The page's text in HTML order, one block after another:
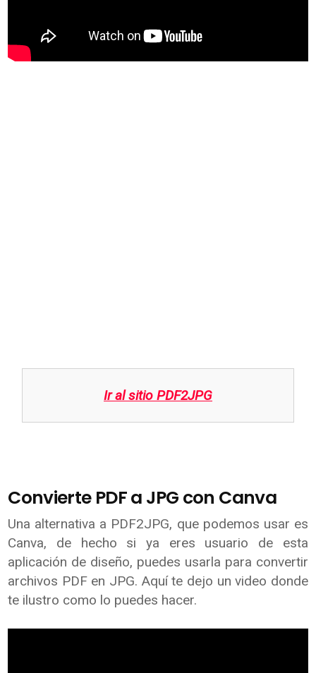
Ir al sitio PDF2JPG
Convierte PDF a JPG con Canva
Una alternativa a PDF2JPG, que podemos usar es
Canva, de hecho si ya eres usuario de esta
aplicación de diseño, puedes usarla para convertir
archivos PDF en JPG. Aquí te dejo un video donde
te ilustro como lo puedes hacer.